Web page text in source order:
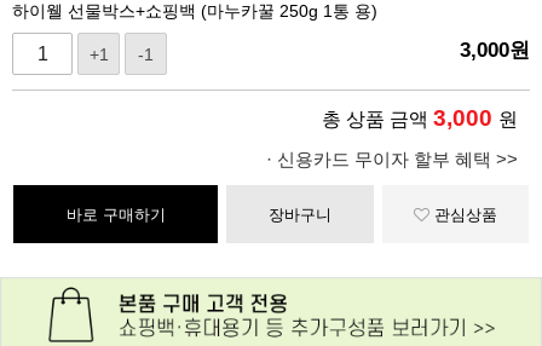
하이웰 선물박스+쇼핑백 (마누카꿀 250g 1통 용)
+1 -1 3,000원
총 상품 금액 3,000 원
· 신용카드 무이자 할부 혜택 >>
바로 구매하기 장바구니 관심상품